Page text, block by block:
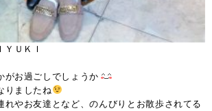
ＵＫＩ
がお過ごしでしょうか
りましたね
れやお友達となど、のんびりとお散歩されてる